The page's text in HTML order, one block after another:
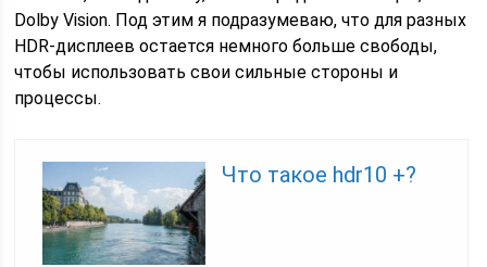
Dolby Vision. Под этим я подразумеваю, что для разных
HDR-дисплеев остается немного больше свободы,
чтобы использовать свои сильные стороны и
процессы.
Что такое hdr10 +?